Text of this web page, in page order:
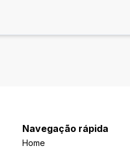
Navegação rápida
Home